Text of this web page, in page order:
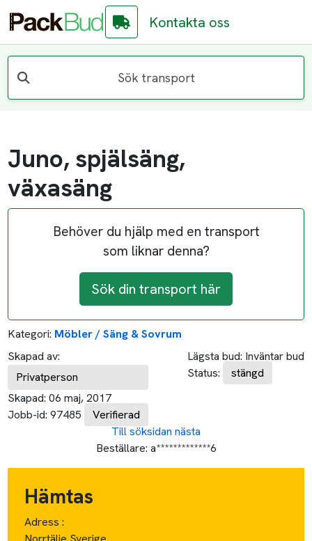
Kontakta oss
Sök transport
Juno, spjälsäng,
växasäng
Behöver du hjälp med en transport
som liknar denna?
Sök din transport här
Kategori: Möbler / Säng & Sovrum
Skapad av:
Privatperson
Skapad: 06 maj, 2017
Jobb-id: 97485 Verifierad
Lägsta bud: Inväntar bud
Status:
stängd
Till söksidan nästa
Beställare: a*************6
Hämtas
Adress :